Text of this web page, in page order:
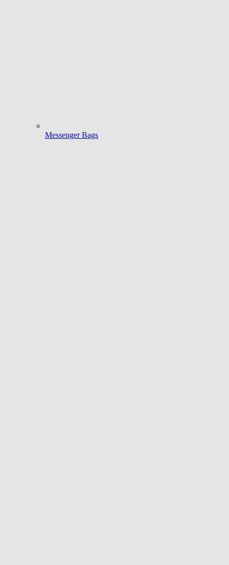
Messenger Bags